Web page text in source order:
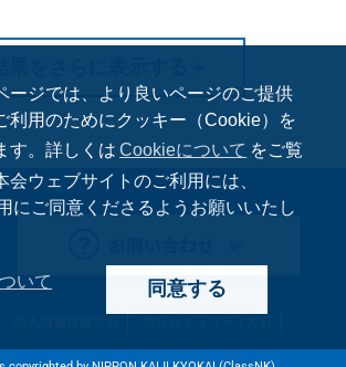
ージでは、より良いページのご提供
利用のためにクッキー（Cookie）を
す。詳しくは Cookieについて をご覧
会ウェブサイトのご利用には、
にご同意くださるようお願いいたし
いて 同意する